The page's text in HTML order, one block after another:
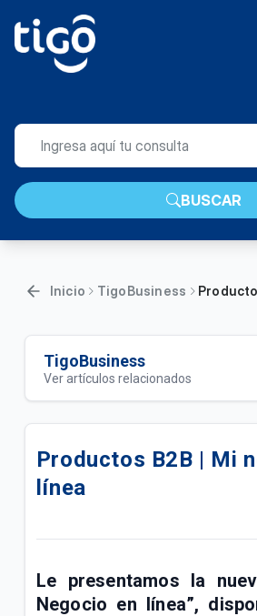
BUSCAR
Inicio TigoBusiness
TigoBusiness
Ver artículos relacionados
Actualizamos su Internet+ TV Lite
Actualizamos su plan Internet +
Add Ons de Navegación | B2B
Productos B2B | Mi
línea
Le presentamos la
Negocio en línea”,